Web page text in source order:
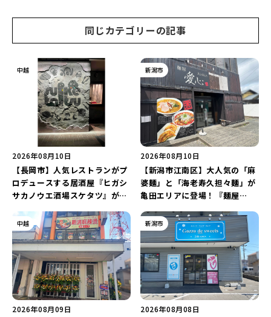
レートランチ」を実食レポート同じカテゴリーの記事
中越
2026年08月10日
【長岡市】人気レストランがプ
ロデュースする居酒屋『ヒガシ
サカノウエ酒場スケタツ』が7
しの「東坂之上名物!!こぼれマ
ーボー」は必食♪
新潟市
2026年08月10日
【新潟市江南区】大人気の「麻
婆麺」と「海老寿久担々麺」が
亀田エリアに登場！『麺屋
プン予定♪
中越
2026年08月09日
新潟市
2026年08月08日